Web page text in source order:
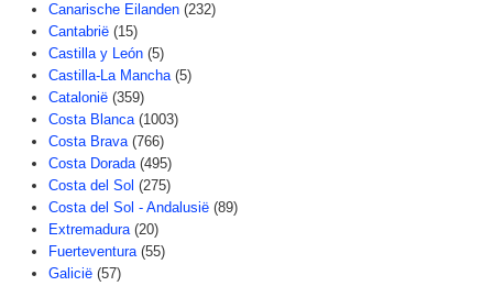
Canarische Eilanden (232)
Cantabrië (15)
Castilla y León (5)
Castilla-La Mancha (5)
Catalonië (359)
Costa Blanca (1003)
Costa Brava (766)
Costa Dorada (495)
Costa del Sol (275)
Costa del Sol - Andalusië (89)
Extremadura (20)
Fuerteventura (55)
Galicië (57)